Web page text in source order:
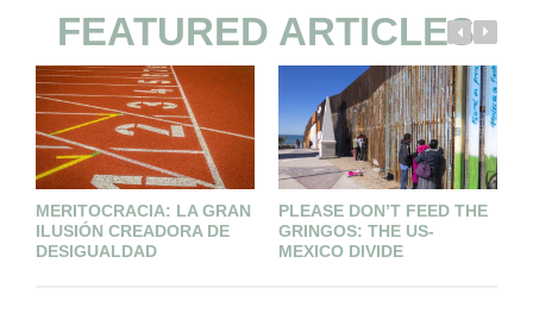
FEATURED ARTICLES
MERITOCRACIA: LA GRAN
ILUSIÓN CREADORA DE
DESIGUALDAD
PLEASE DON’T FEED THE
GRINGOS: THE US-
MEXICO DIVIDE